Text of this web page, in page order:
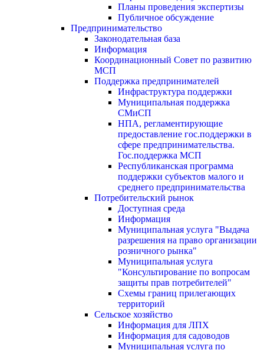
Планы проведения экспертизы
Публичное обсуждение
Предпринимательство
Законодательная база
Информация
Координационный Совет по развитию
МСП
Поддержка предпринимателей
Инфраструктура поддержки
Муниципальная поддержка
СМиСП
НПА, регламентирующие
предоставление гос.поддержки в
сфере предпринимательства.
Гос.поддержка МСП
Республиканская программа
поддержки субъектов малого и
среднего предпринимательства
Потребительский рынок
Доступная среда
Информация
Муниципальная услуга "Выдача
разрешения на право организации
розничного рынка"
Муниципальная услуга
"Консультирование по вопросам
защиты прав потребителей"
Схемы границ прилегающих
территорий
Сельское хозяйство
Информация для ЛПХ
Информация для садоводов
Муниципальная услуга по